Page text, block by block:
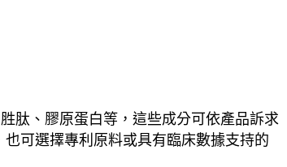
肽、膠原蛋白等，這些成分可依產品訴求
可選擇專利原料或具有臨床數據支持的